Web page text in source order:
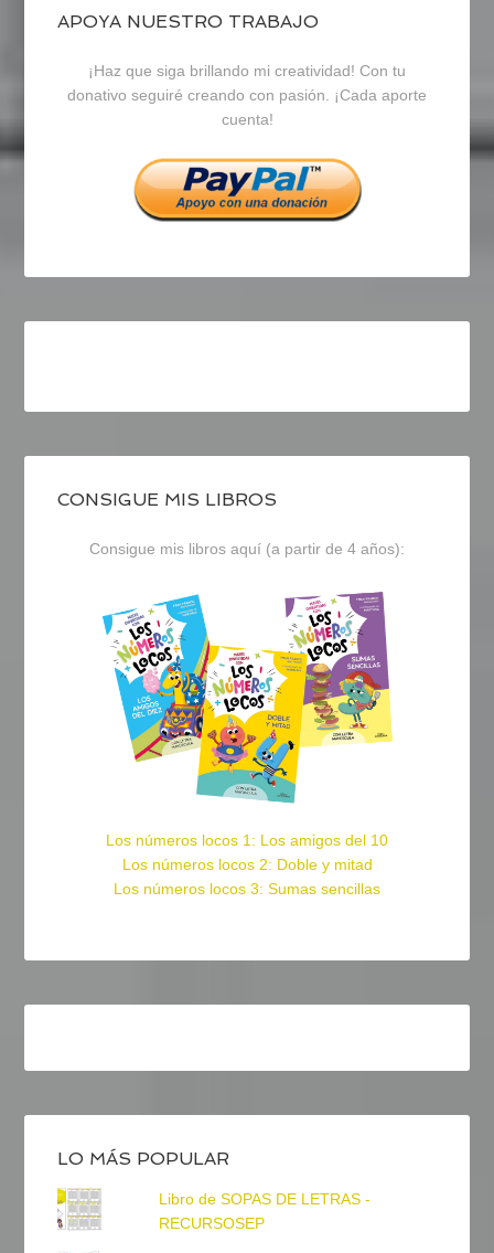
blogrecursosep
en
Facebook
recursosep
en
Twitter
recursosep
en
Instagram
APOYA NUESTRO TRABAJO
¡Haz que siga brillando mi creatividad! Con tu
donativo seguiré creando con pasión. ¡Cada aporte
cuenta!
CONSIGUE MIS LIBROS
Consigue mis libros aquí (a partir de 4 años):
Los números locos 1: Los amigos del 10
Los números locos 2: Doble y mitad
Los números locos 3: Sumas sencillas
LO MÁS POPULAR
Libro de SOPAS DE LETRAS -
RECURSOSEP